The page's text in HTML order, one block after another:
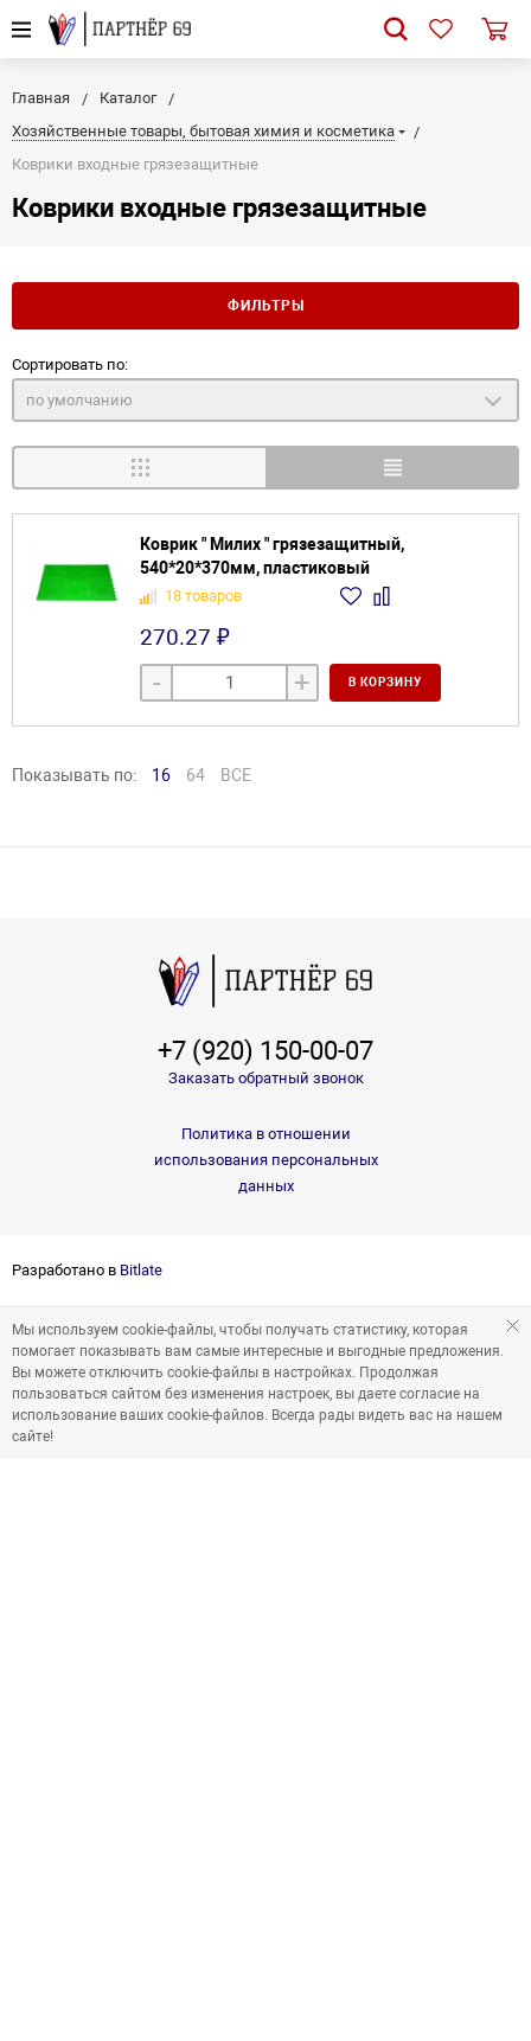
Главная
Каталог
Хозяйственные товары, бытовая химия и косметика
Коврики входные грязезащитные
Коврики входные грязезащитные
ФИЛЬТРЫ
Сортировать по:
по умолчанию
Коврик " Милих " грязезащитный,
540*20*370мм, пластиковый
18 товаров
270.27 ₽
- + В КОРЗИНУ
Показывать по: 16 64 ВСЕ
+7 (920) 150-00-07
Заказать обратный звонок
Политика в отношении
использования персональных
данных
Разработано в Bitlate
Мы используем cookie-файлы, чтобы получать статистику, которая
помогает показывать вам самые интересные и выгодные предложения.
Вы можете отключить cookie-файлы в настройках. Продолжая
пользоваться сайтом без изменения настроек, вы даете согласие на
использование ваших cookie-файлов. Всегда рады видеть вас на нашем
сайте!